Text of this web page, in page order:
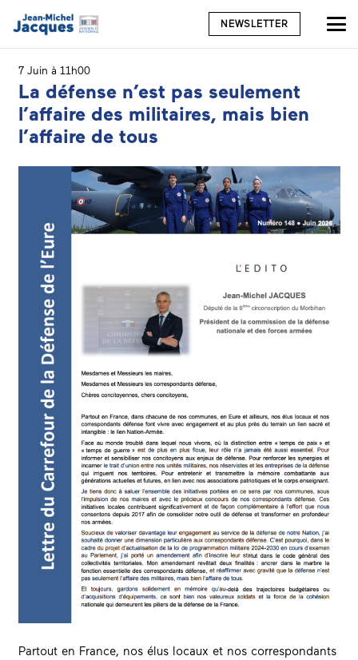
NEWSLETTER
7 Juin à 11h00
La défense n’est pas seulement
l’affaire des militaires, mais bien
l’affaire de tous
Partout en France, nos élus locaux et nos correspondants